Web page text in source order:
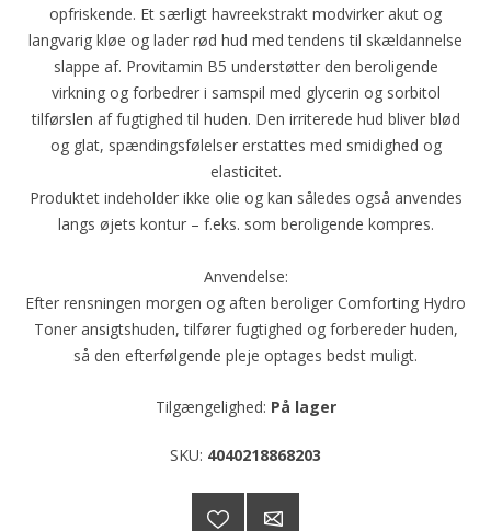
opfriskende. Et særligt havreekstrakt modvirker akut og
langvarig kløe og lader rød hud med tendens til skældannelse
slappe af. Provitamin B5 understøtter den beroligende
virkning og forbedrer i samspil med glycerin og sorbitol
tilførslen af fugtighed til huden. Den irriterede hud bliver blød
og glat, spændingsfølelser erstattes med smidighed og
elasticitet.
Produktet indeholder ikke olie og kan således også anvendes
langs øjets kontur – f.eks. som beroligende kompres.
Anvendelse:
Efter rensningen morgen og aften beroliger Comforting Hydro
Toner ansigtshuden, tilfører fugtighed og forbereder huden,
så den efterfølgende pleje optages bedst muligt.
Tilgængelighed: På lager
SKU: 4040218868203